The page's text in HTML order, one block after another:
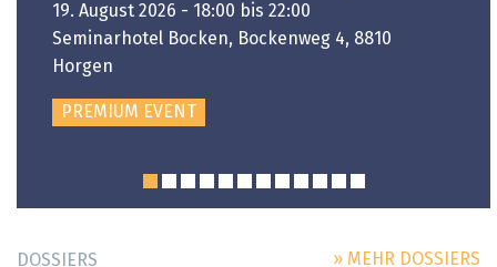
19. August 2026 - 18:00 bis 22:00
Seminarhotel Bocken, Bockenweg 4, 8810
Horgen
PREMIUM EVENT
DOSSIERS » MEHR DOSSIERS